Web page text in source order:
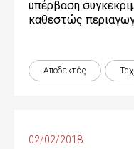
υπέρβαση
καθεστώς
Αποδεκτές
02/02/2018